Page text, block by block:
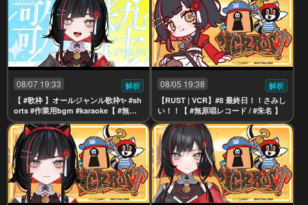
08/07 19:33
解析
【 #歌枠 】オールジャンル歌枠✨ #sh
orts #作業用bgm #karaoke【 #無原
唱レコード / #朱名 】
08/05 19:38
解析
【RUST | VCR】#8 最終日！！さみし
い！！【 #無原唱レコード / #朱名 】